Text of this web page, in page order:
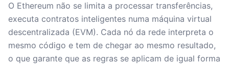
O Ethereum não se limita a processar transferências,
executa contratos inteligentes numa máquina virtual
descentralizada (EVM). Cada nó da rede interpreta o
mesmo código e tem de chegar ao mesmo resultado,
o que garante que as regras se aplicam de igual forma